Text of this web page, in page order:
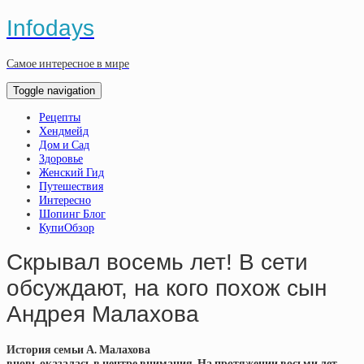
Infodays
Самое интересное в мире
Toggle navigation
Рецепты
Хендмейд
Дом и Сад
Здоровье
Женский Гид
Путешествия
Интересно
Шопинг Блог
КупиОбзор
Скрывал восемь лет! В сети
обсуждают, на кого похож сын
Андрея Малахова
История семьи А. Малахова